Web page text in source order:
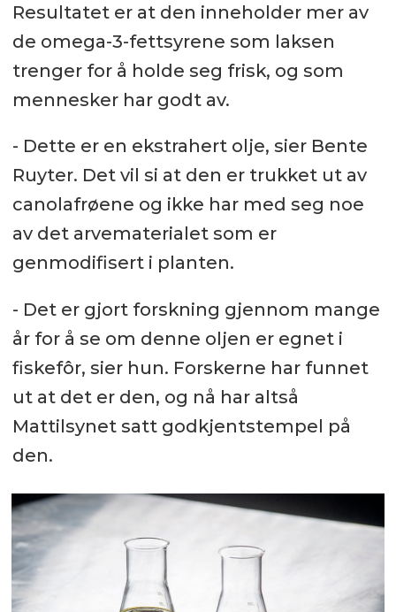
her
Resultatet er at den inneholder mer av
de omega-3-fettsyrene som laksen
trenger for å holde seg frisk, og som
mennesker har godt av.
- Dette er en ekstrahert olje, sier Bente
Ruyter. Det vil si at den er trukket ut av
canolafrøene og ikke har med seg noe
av det arvematerialet som er
genmodifisert i planten.
- Det er gjort forskning gjennom mange
år for å se om denne oljen er egnet i
fiskefôr, sier hun. Forskerne har funnet
ut at det er den, og nå har altså
Mattilsynet satt godkjentstempel på
den.